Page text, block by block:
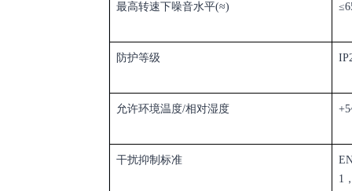
最高转速下噪音水平(≈)
防护等级
允许环境温度/相对湿度
干扰抑制标准
1